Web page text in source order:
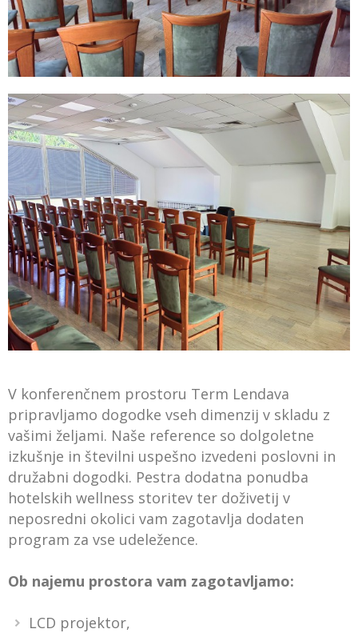
V konferenčnem prostoru Term Lendava
pripravljamo dogodke vseh dimenzij v skladu z
vašimi željami. Naše reference so dolgoletne
izkušnje in številni uspešno izvedeni poslovni in
družabni dogodki. Pestra dodatna ponudba
hotelskih wellness storitev ter doživetij v
neposredni okolici vam zagotavlja dodaten
program za vse udeležence.
Ob najemu prostora vam zagotavljamo:
LCD projektor,